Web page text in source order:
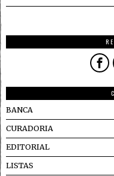
BANCA
CURADORIA
EDITORIAL
LISTAS